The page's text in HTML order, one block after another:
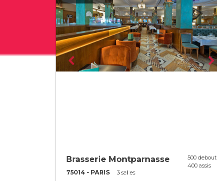
Brasserie Montparnasse
75014 - PARIS 3 salles
500 debout
400 assis